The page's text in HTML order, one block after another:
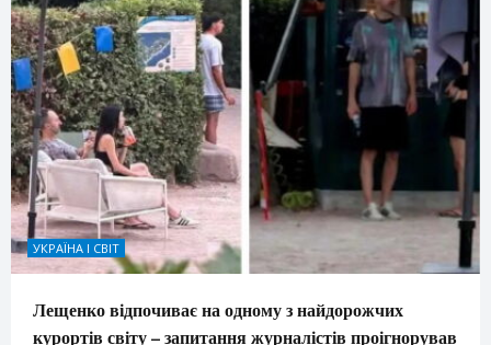
УКРАЇНА І СВІТ
Лещенко відпочиває на одному з найдорожчих
курортів світу – запитання журналістів проігнорував